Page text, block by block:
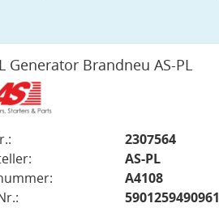
Generator Brandneu AS-PL
2307564
AS-PL
A4108
5901259490961